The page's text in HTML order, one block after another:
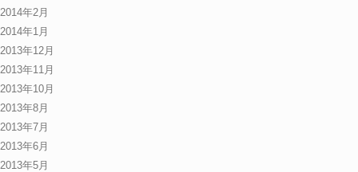
2014年2月
2014年1月
2013年12月
2013年11月
2013年10月
2013年8月
2013年7月
2013年6月
2013年5月